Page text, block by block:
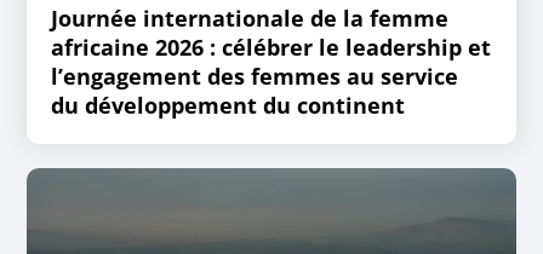
Journée internationale de la femme
africaine 2026 : célébrer le leadership et
l’engagement des femmes au service
du développement du continent